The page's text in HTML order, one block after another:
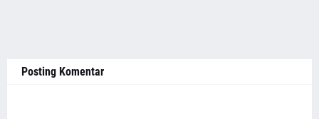
Posting Komentar